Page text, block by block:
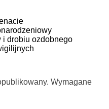
i drobiu ozdobnego
Wymagane